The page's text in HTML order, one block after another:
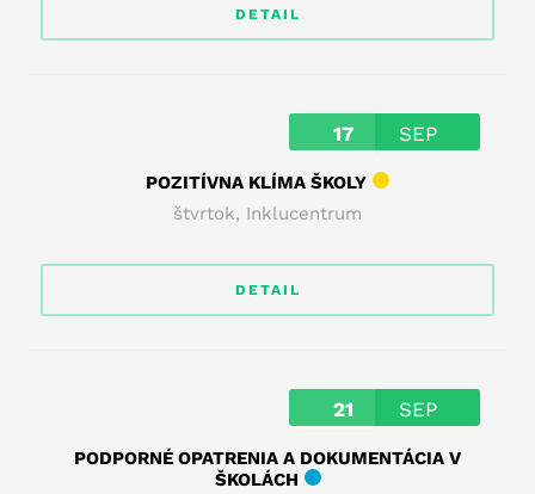
DETAIL
17 SEP
POZITÍVNA KLÍMA ŠKOLY
štvrtok, Inklucentrum
DETAIL
21 SEP
PODPORNÉ OPATRENIA A DOKUMENTÁCIA V
ŠKOLÁCH